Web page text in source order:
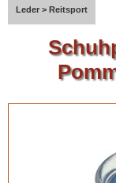
Leder > Reitsport